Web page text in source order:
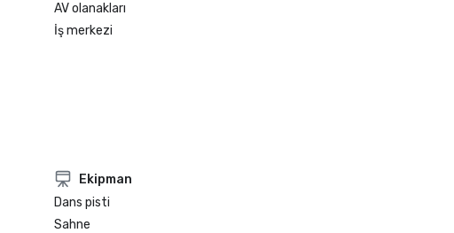
AV olanakları
İş merkezi
Ekipman
Dans pisti
Sahne